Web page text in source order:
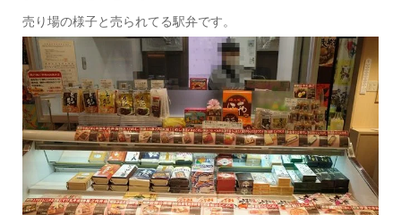
売り場の様子と売られてる駅弁です。